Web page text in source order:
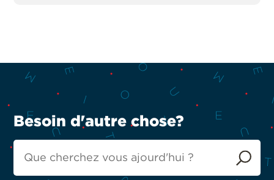
Besoin d'autre chose?